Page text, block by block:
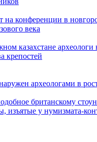
на конференции в
века
казахстане
крепостей
археологами в
британскому
у нумизмата-